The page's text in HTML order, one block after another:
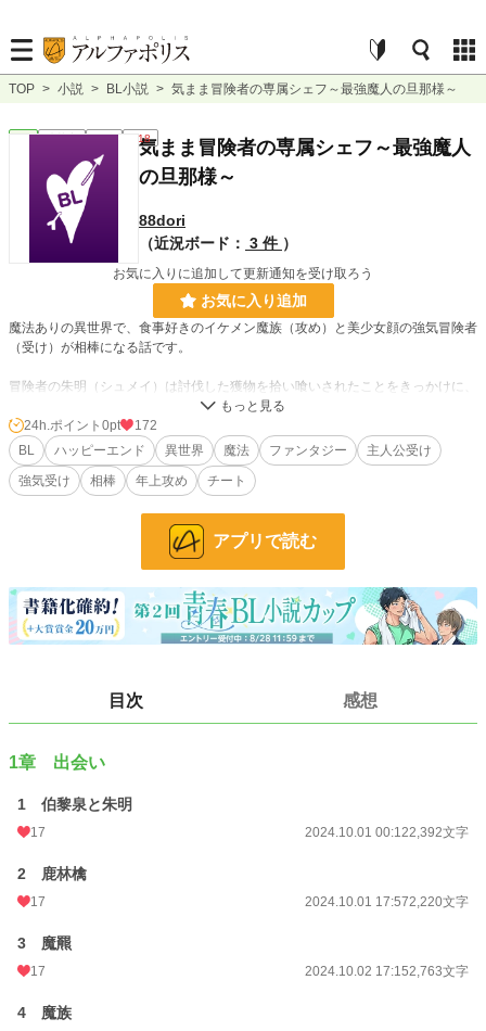
TOP > 小説 > BL小説 > 気まま冒険者の専属シェフ～最強魔人の旦那様～
BL 連載中 長編 R18
気まま冒険者の専属シェフ～最強魔人
の旦那様～
88dori
（近況ボード： 3 件 ）
お気に入りに追加して更新通知を受け取ろう
お気に入り追加
魔法ありの異世界で、食事好きのイケメン魔族（攻め）と美少女顔の強気冒険者
（受け）が相棒になる話です。
冒険者の朱明（シュメイ）は討伐した獲物を拾い喰いされたことをきっかけに、
正体不明の男、伯黎泉（ハクレイゼン）と出会う。腕は立つのに大雑把な朱明
と、面倒見は良いが狩りの嫌いな黎泉は、お互いの需要と供給が一致し意気投
合。行動を共にするうち、不意の発情事故から肉体関係を経て、相思相愛の最強
料理珍道中を突き進む。
めの彼氏に愛されてる話になります。浮気や逆転の要素はありません。
228,793 位 / 228,793 件
BL 31,417 位 / 31,417 件
お気に入り 42
文字数 37,326
更新日時 2026.06.07 21:40
初回公開日時 2024.10.01 00:12
週間ポイント
月間ポイント
年間ポイント
累計ポイント
24h.ポイント 0pt
172
BL
ハッピーエンド 異世界 魔法 ファンタジー
主人公受け
強気受け
相棒 年上攻め チート
アプリで読む
目次 感想
1章 出会い
1 伯黎泉と朱明
17 2024.10.01 00:122,392文字
2 鹿林檎
17 2024.10.01 17:572,220文字
3 魔羆
17 2024.10.02 17:152,763文字
4 魔族